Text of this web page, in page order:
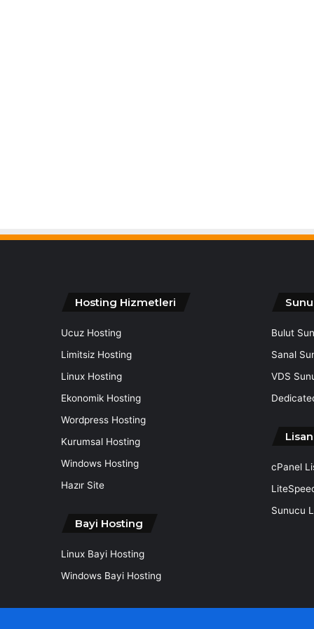
Hosting Hizmetleri
Ucuz Hosting
Limitsiz Hosting
Linux Hosting
Ekonomik Hosting
Wordpress Hosting
Kurumsal Hosting
Windows Hosting
Hazır Site
Bayi Hosting
Linux Bayi Hosting
Windows Bayi Hosting
Bulut
Sanal
VDS
cPanel
Sunucu